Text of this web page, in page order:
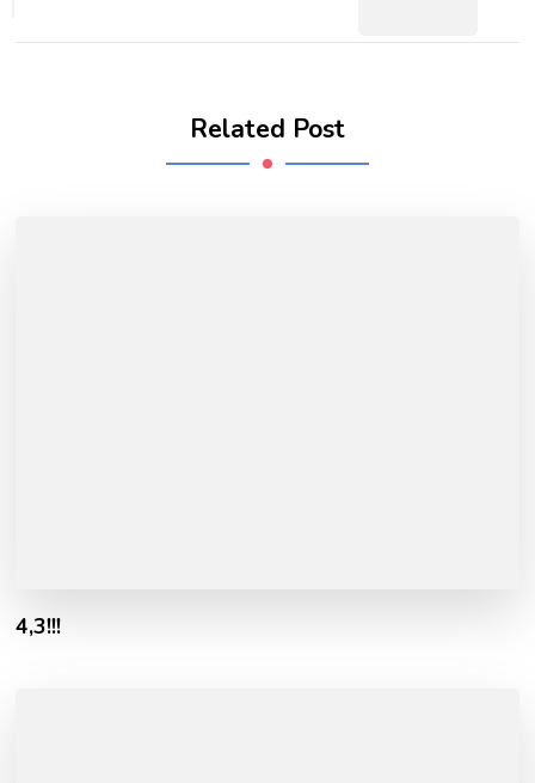
Related Post
4,3!!!